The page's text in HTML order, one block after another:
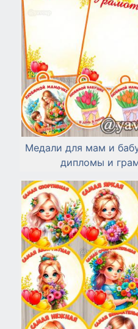
Медали для мам и
дипломы и